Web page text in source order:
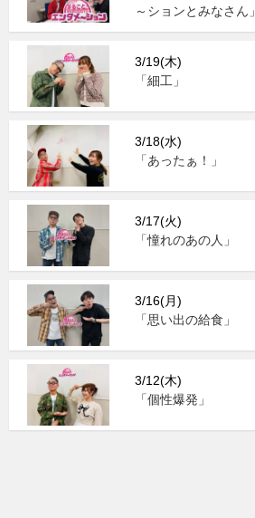
～ションとみなさん」
3/19(木)
「細工」
3/18(水)
「あったぁ！」
3/17(火)
「憧れのあの人」
3/16(月)
「思い出の給食」
3/12(木)
「個性爆発」